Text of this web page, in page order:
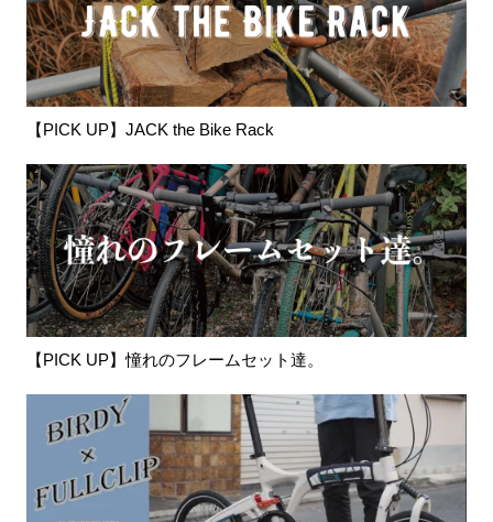
【PICK UP】JACK the Bike Rack
【PICK UP】憧れのフレームセット達。